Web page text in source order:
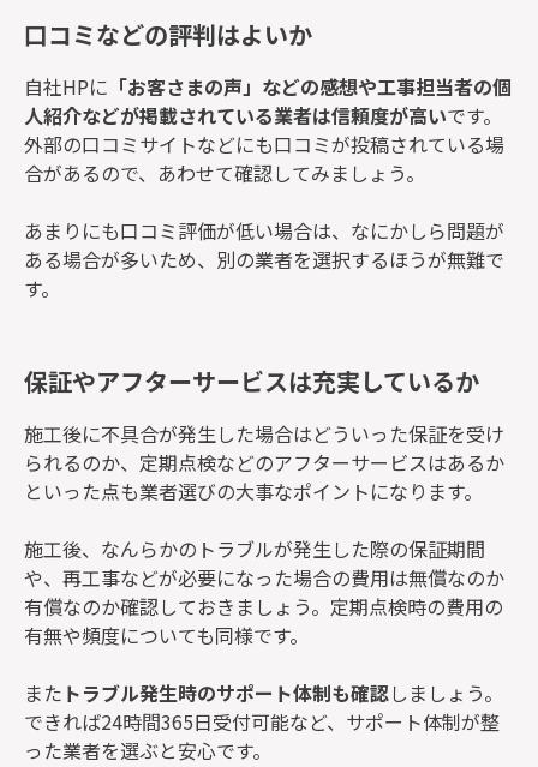
口コミなどの評判はよいか
自社HPに 「お客さまの声」などの感想や工事担当者の個
人紹介などが掲載されている業者は信頼度が高いです。
外部の口コミサイトなどにも口コミが投稿されている場
合があるので、あわせて確認してみましょう。
あまりにも口コミ評価が低い場合は、なにかしら問題が
ある場合が多いため、別の業者を選択するほうが無難で
す。
保証やアフターサービスは充実しているか
施工後に不具合が発生した場合はどういった保証を受け
られるのか、定期点検などのアフターサービスはあるか
といった点も業者選びの大事なポイントになります。
施工後、なんらかのトラブルが発生した際の保証期間
や、再工事などが必要になった場合の費用は無償なのか
有償なのか確認しておきましょう。定期点検時の費用の
有無や頻度についても同様です。
また トラブル発生時のサポート体制も確認しましょう。
できれば24時間365日受付可能など、サポート体制が整
った業者を選ぶと安心です。